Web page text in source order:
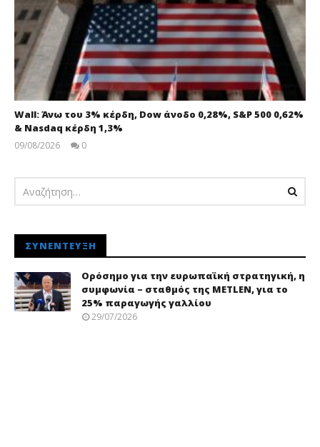
Wall: Άνω του 3% κέρδη, Dow άνοδο 0,28%, S&P 500 0,62%
& Nasdaq κέρδη 1,3%
09/08/2026
0
ΣΥΝΈΝΤΕΥΞΗ
Ορόσημο για την ευρωπαϊκή στρατηγική, η
συμφωνία – σταθμός της METLEN, για το
25% παραγωγής γαλλίου
29/07/2026